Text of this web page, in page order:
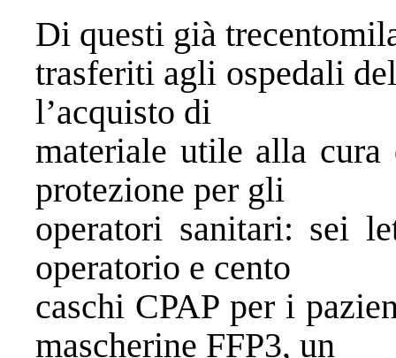
Di questi già
trasferiti agli ospedali
l’acquisto di
materiale utile alla
protezione per gli
operatori sanitari: sei
operatorio e cento
caschi CPAP per i
mascherine FFP3, un